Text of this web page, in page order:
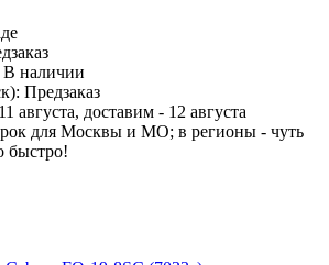
В наличии
Предзаказ
августа, доставим - 12 августа
для Москвы и МО; в регионы - чуть
быстро!